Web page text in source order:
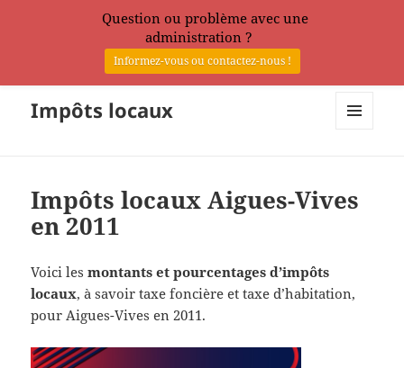
Impôts locaux
Impôts locaux Aigues-Vives
en 2011
Voici lesmontants et pourcentages d’impôts
locaux, à savoir taxe foncière et taxe d’habitation,
pour Aigues-Vives en 2011.
Question ou problème avec une
administration ?
Informez-vous ou contactez-nous !